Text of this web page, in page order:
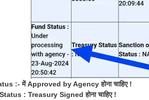
:- में Approved by Agency होना चाहिए !
: Treasury Signed होना चाहिए !